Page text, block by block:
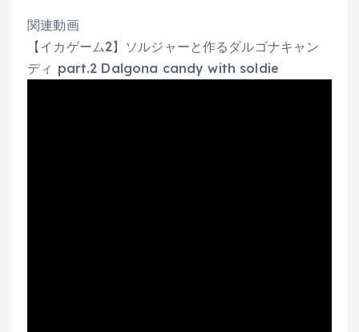
関連動画
【イカゲーム2】ソルジャーと作るダルゴナキャン
ディ part.2 Dalgona candy with soldie